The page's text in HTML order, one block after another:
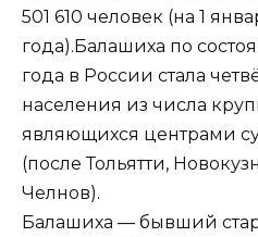
501 610 человек (на 1
года).Балашиха по
года в России стала
населения из числа
являющихся центрами
(после Тольятти,
Челнов).
Балашиха — бывший